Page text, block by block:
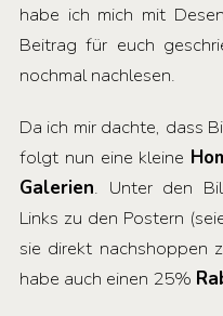
habe ich mich mit
Beitrag für euch
nochmal nachlesen.
Da ich mir dachte, dass
folgt nun eine kleine
Galerien. Unter den
Links zu den Postern
sie direkt nachshoppen
habe auch einen 25%